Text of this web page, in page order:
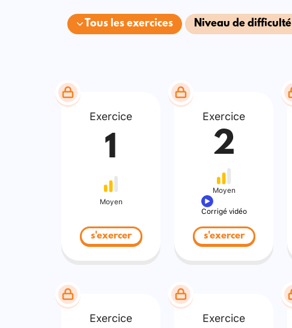
Tous les exercices Niveau de difficulté
Exercice
1
Moyen
s'exercer
Exercice
2
Moyen
Corrigé vidéo
s'exercer
Exercice Exercice